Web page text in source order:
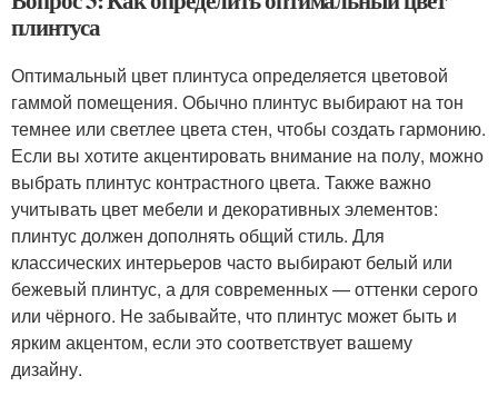
плинтуса
Оптимальный цвет плинтуса определяется цветовой
гаммой помещения. Обычно плинтус выбирают на тон
темнее или светлее цвета стен, чтобы создать гармонию.
Если вы хотите акцентировать внимание на полу, можно
выбрать плинтус контрастного цвета. Также важно
учитывать цвет мебели и декоративных элементов:
плинтус должен дополнять общий стиль. Для
классических интерьеров часто выбирают белый или
бежевый плинтус, а для современных — оттенки серого
или чёрного. Не забывайте, что плинтус может быть и
ярким акцентом, если это соответствует вашему
дизайну.